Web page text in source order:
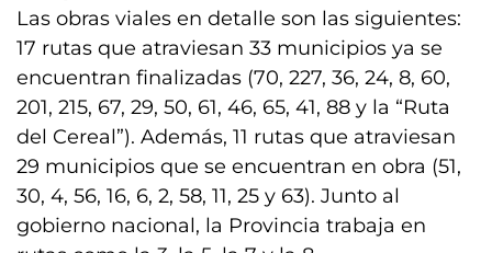
Las obras viales en detalle son las siguientes:
17 rutas que atraviesan 33 municipios ya se
encuentran finalizadas (70, 227, 36, 24, 8, 60,
201, 215, 67, 29, 50, 61, 46, 65, 41, 88 y la “Ruta
del Cereal”). Además, 11 rutas que atraviesan
29 municipios que se encuentran en obra (51,
30, 4, 56, 16, 6, 2, 58, 11, 25 y 63). Junto al
gobierno nacional, la Provincia trabaja en